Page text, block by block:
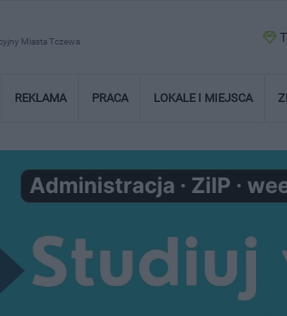
Miasta Tczewa
REKLAMA PRACA LOKALE I MIEJSCA